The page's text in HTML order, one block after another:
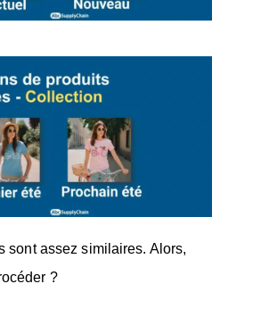
sont assez similaires. Alors,
?